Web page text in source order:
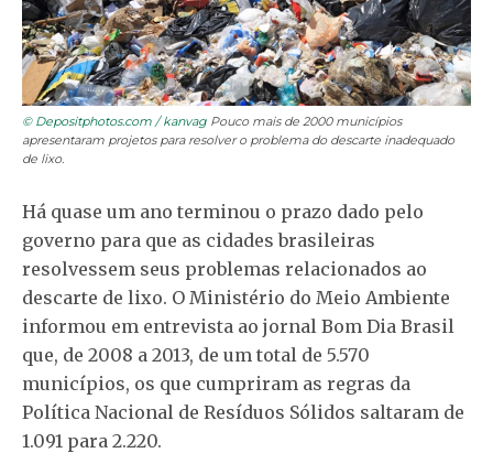
© Depositphotos.com / kanvag Pouco mais de 2000 municípios
apresentaram projetos para resolver o problema do descarte inadequado
de lixo.
Há quase um ano terminou o prazo dado pelo
governo para que as cidades brasileiras
resolvessem seus problemas relacionados ao
descarte de lixo. O Ministério do Meio Ambiente
informou em entrevista ao jornal Bom Dia Brasil
que, de 2008 a 2013, de um total de 5.570
municípios, os que cumpriram as regras da
Política Nacional de Resíduos Sólidos saltaram de
1.091 para 2.220.